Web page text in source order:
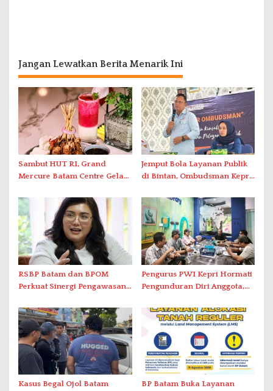
Jangan Lewatkan Berita Menarik Ini
Sambut HUT RI, Grand
Mercure Batam Centre Gelar
Nusantara’
Jemput Bola Layanan Publik
di Bintan, Ombudsman Kepri
Solar Nelayan
RSBP Batam dan BPOM
Perkuat Sinergi Pengawasan
Pelayanan Kefarmasian
Pengurus PWI Kepri Hormati
Pengunduran Diri Anggota,
Administrasi ke Pusat
Kasus Begal Ojol Batam
BP Batam Buka Layanan